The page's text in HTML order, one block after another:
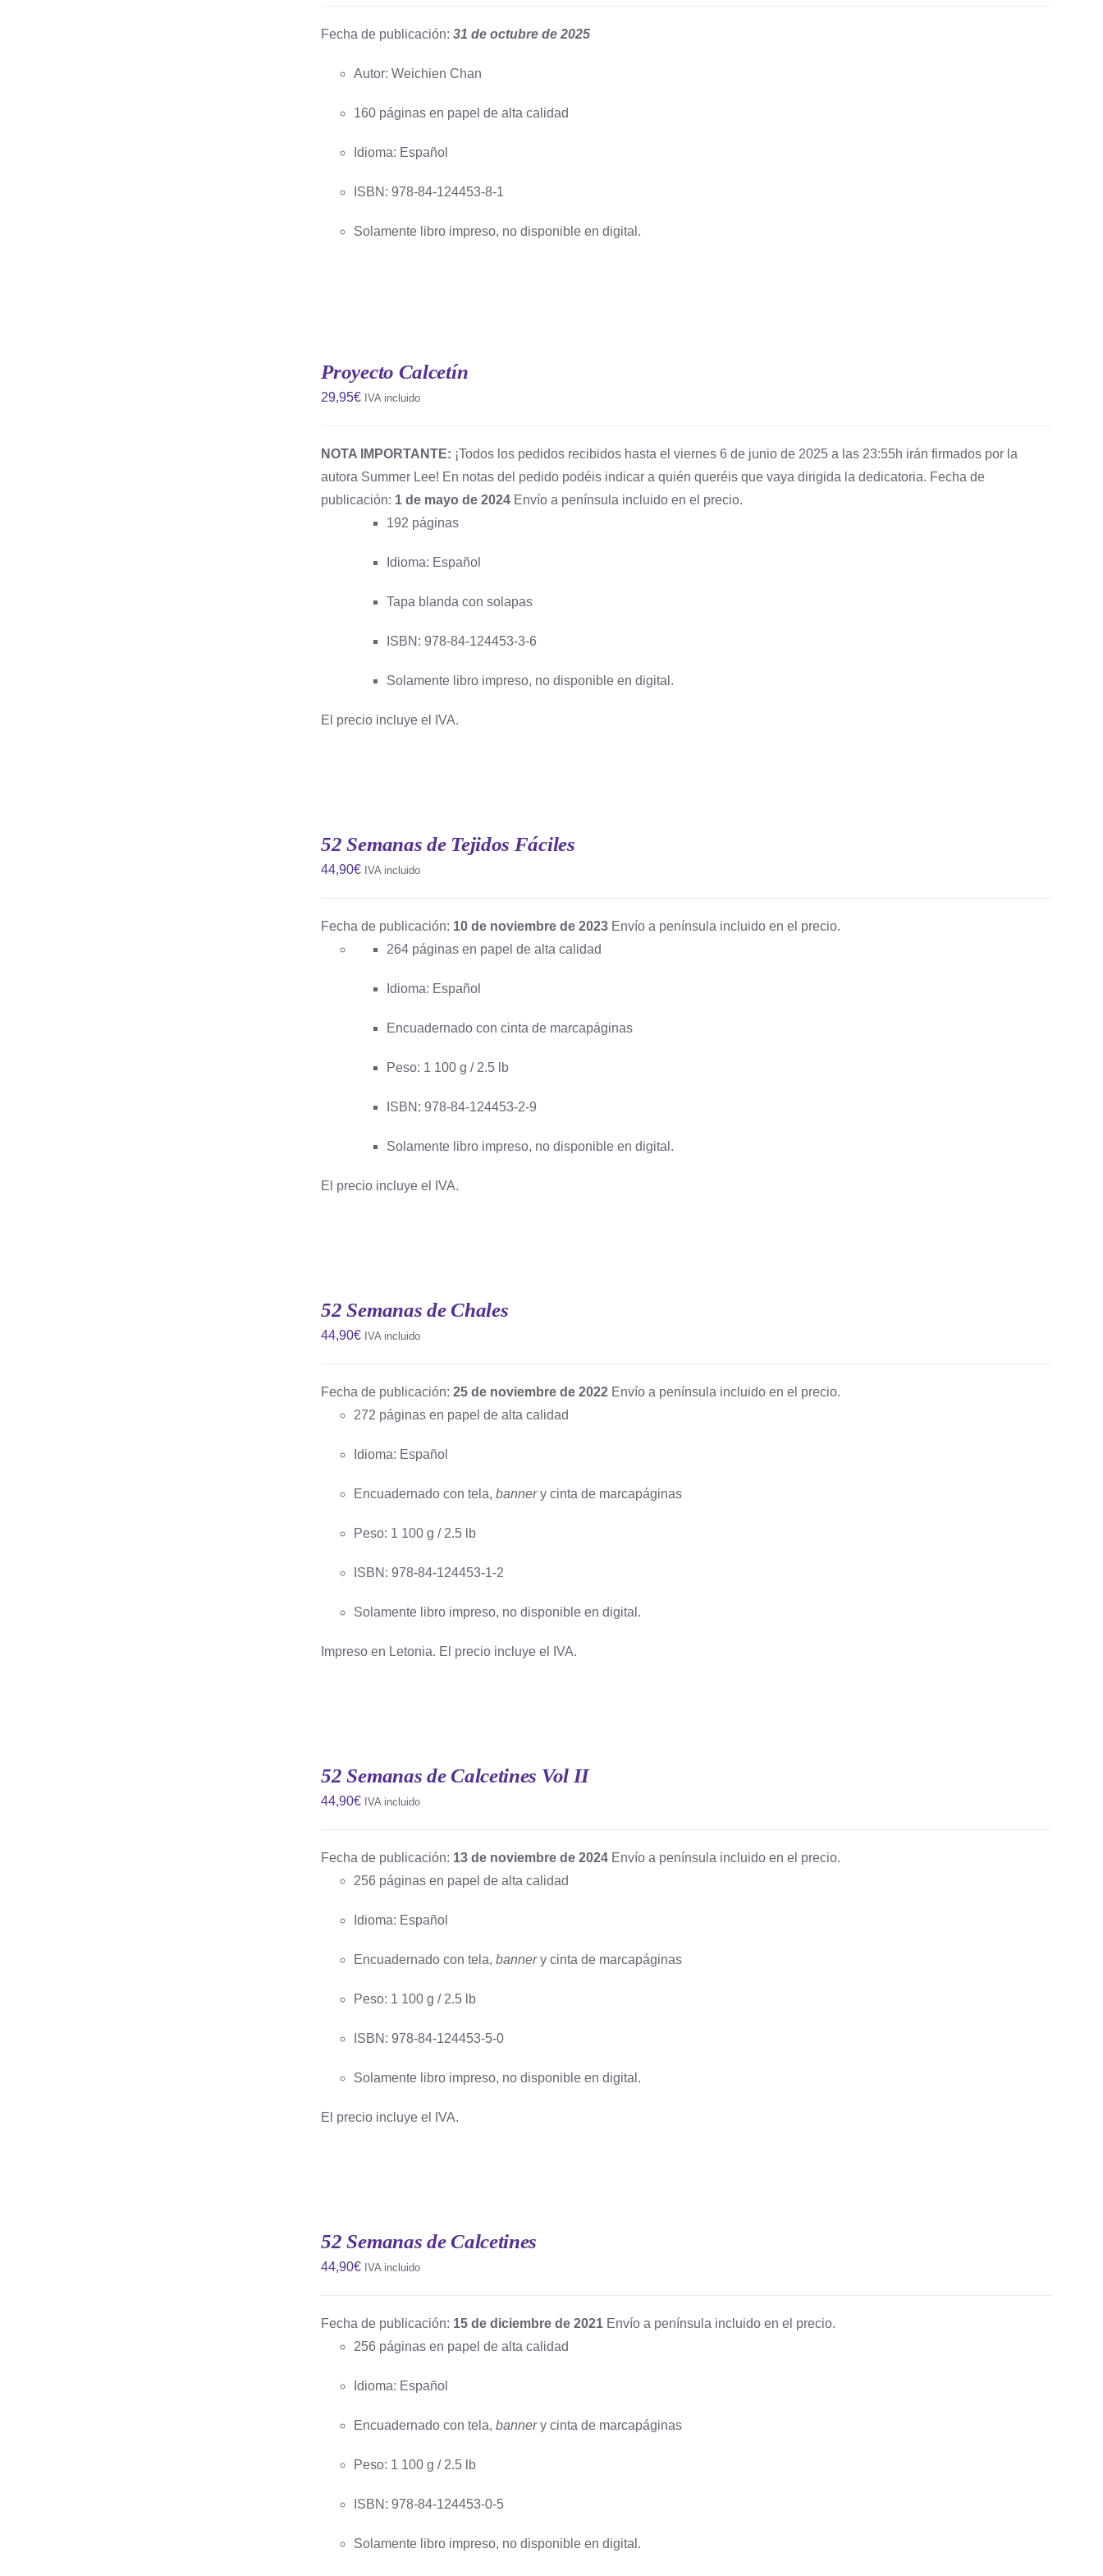
Fecha de publicación:31 de octubre de 2025
Autor: Weichien Chan
160 páginas en papel de alta calidad
Idioma: Español
ISBN: 978-84-124453-8-1
Solamente libro impreso, no disponible en digital.
Proyecto Calcetín
29,95€ IVA incluido
NOTA IMPORTANTE: ¡Todos los pedidos recibidos hasta el viernes 6 de junio de 2025 a las 23:55h irán firmados por la
autora Summer Lee! En notas del pedido podéis indicar a quién queréis que vaya dirigida la dedicatoria. Fecha de
publicación: 1 de mayo de 2024 Envío a península incluido en el precio.
192 páginas
Idioma: Español
Tapa blanda con solapas
ISBN: 978-84-124453-3-6
Solamente libro impreso, no disponible en digital.
El precio incluye el IVA.
52 Semanas de Tejidos Fáciles
44,90€ IVA incluido
Fecha de publicación: 10 de noviembre de 2023 Envío a península incluido en el precio.
264 páginas en papel de alta calidad
Idioma: Español
Encuadernado con cinta de marcapáginas
Peso: 1 100 g / 2.5 lb
ISBN: 978-84-124453-2-9
Solamente libro impreso, no disponible en digital.
El precio incluye el IVA.
52 Semanas de Chales
44,90€ IVA incluido
Fecha de publicación:25 de noviembre de 2022 Envío a península incluido en el precio.
272 páginas en papel de alta calidad
Idioma: Español
Encuadernado con tela,bannery cinta de marcapáginas
Peso: 1 100 g / 2.5 lb
ISBN: 978-84-124453-1-2
Solamente libro impreso, no disponible en digital.
Impreso en Letonia. El precio incluye el IVA.
52 Semanas de Calcetines Vol II
44,90€ IVA incluido
Fecha de publicación: 13 de noviembre de 2024 Envío a península incluido en el precio.
256 páginas en papel de alta calidad
Idioma: Español
Encuadernado con tela,bannery cinta de marcapáginas
Peso: 1 100 g / 2.5 lb
ISBN: 978-84-124453-5-0
Solamente libro impreso, no disponible en digital.
El precio incluye el IVA.
52 Semanas de Calcetines
44,90€ IVA incluido
Fecha de publicación: 15 de diciembre de 2021 Envío a península incluido en el precio.
256 páginas en papel de alta calidad
Idioma: Español
Encuadernado con tela,bannery cinta de marcapáginas
Peso: 1 100 g / 2.5 lb
ISBN: 978-84-124453-0-5
Solamente libro impreso, no disponible en digital.